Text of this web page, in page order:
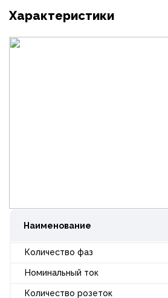
Характеристики
Наименование
Количество фаз
Номинальный ток
Количество розеток